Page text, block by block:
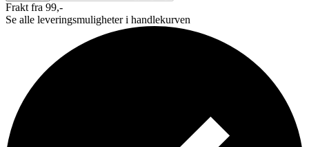
Frakt fra 99,-
Se alle leveringsmuligheter i handlekurven